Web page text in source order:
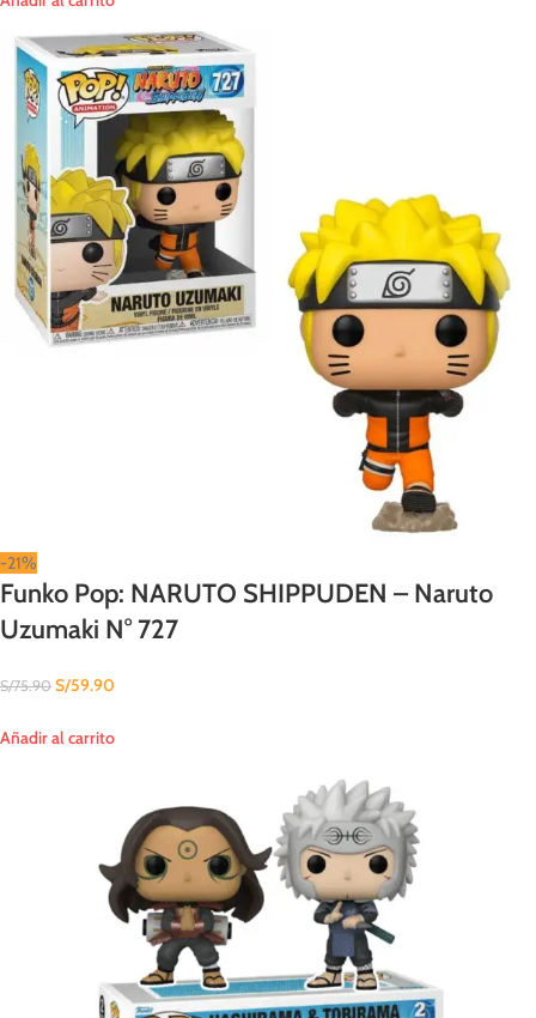
-21%
Funko Pop: NARUTO SHIPPUDEN – Naruto
Uzumaki N° 727
S/75.90 S/59.90
Añadir al carrito